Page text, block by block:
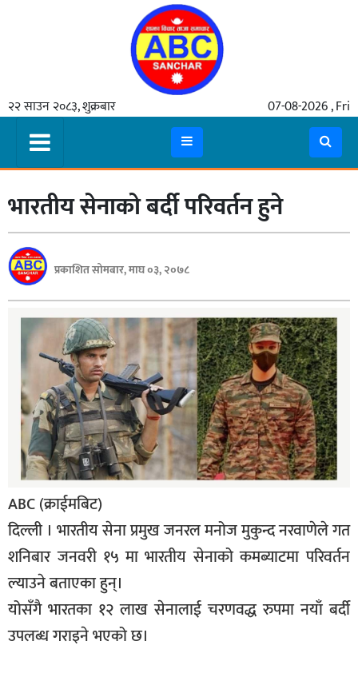
२२ साउन २०८३, शुक्रबार 07-08-2026 , Fri
समाचार
मुख्य
समाचार
कुटनीती
अर्थ
रसरङ्ग
यौन/
स्वास्थ्य
भिडियो
बिशेष
भिडियो
पत्रपत्रिका
खेलकुद
बिश्व
अचम्म
दुनिया
बिचार
कुराकानी
भारतीय सेनाको बर्दी परिवर्तन हुने
प्रकाशित सोमबार, माघ ०३, २०७८
ABC (क्राईमबिट)
दिल्ली । भारतीय सेना प्रमुख जनरल मनोज मुकुन्द नरवाणेले गत
शनिबार जनवरी १५ मा भारतीय सेनाको कमब्याटमा परिवर्तन
ल्याउने बताएका हुन्।
योसँगै भारतका १२ लाख सेनालाई चरणवद्ध रुपमा नयाँ बर्दी
उपलब्ध गराइने भएको छ।